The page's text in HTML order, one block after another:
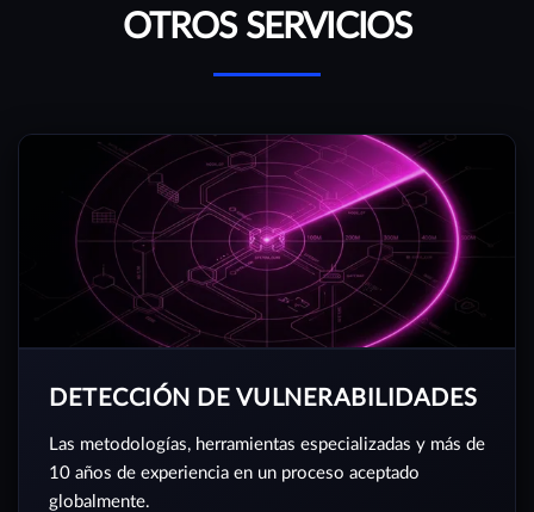
OTROS SERVICIOS
DETECCIÓN DE VULNERABILIDADES
Las metodologías, herramientas especializadas y más de
10 años de experiencia en un proceso aceptado
globalmente.